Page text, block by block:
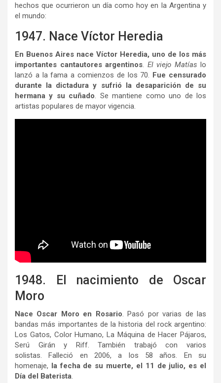
hechos que ocurrieron un día como hoy en la Argentina y
el mundo:
1947. Nace Víctor Heredia
En Buenos Aires nace Víctor Heredia, uno de los más
importantes cantautores argentinos. El viejo Matías lo
lanzó a la fama a comienzos de los 70. Fue censurado
durante la dictadura y sufrió la desaparición de su
hermana y su cuñado. Se mantiene como uno de los
artistas populares de mayor vigencia.
1948. El nacimiento de Oscar
Moro
Nace Oscar Moro en Rosario. Pasó por varias de las
bandas más importantes de la historia del rock argentino:
Los Gatos, Color Humano, La Máquina de Hacer Pájaros,
Serú Girán y Riff. También trabajó con varios
solistas. Falleció en 2006, a los 58 años. En su
homenaje, la fecha de su muerte, el 11 de julio, es el
Día del Baterista.